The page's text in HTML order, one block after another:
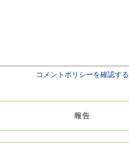
コメントポリシーを確認する
報告